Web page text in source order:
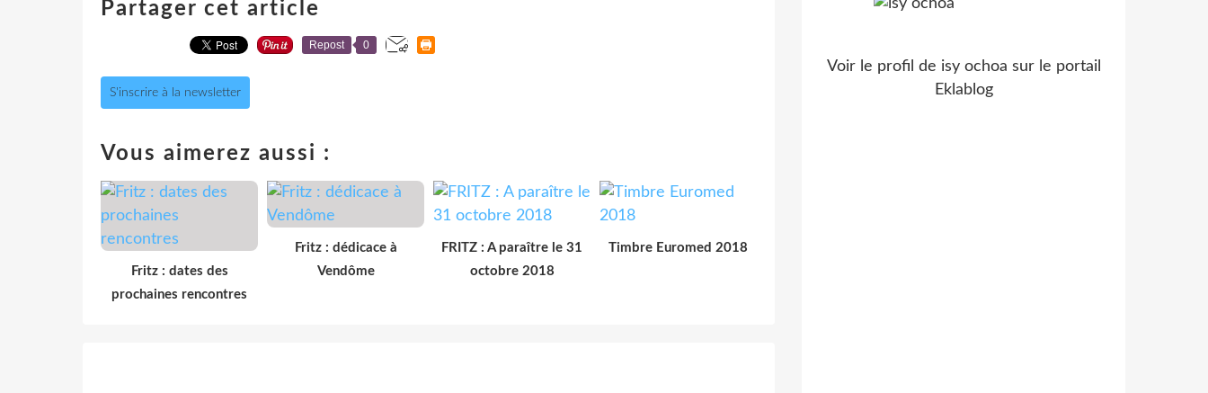
Partager cet article
Repost 0
S'inscrire à la newsletter
Vous aimerez aussi :
Fritz : dates des
prochaines rencontres
Fritz : dédicace à
Vendôme
FRITZ : A paraître le 31
octobre 2018
Timbre Euromed 2018
Voir le profil de isy ochoa sur le portail
Eklablog